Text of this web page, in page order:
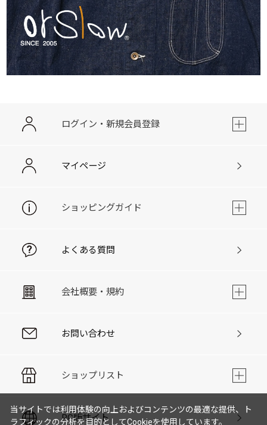
ログイン・新規会員登録
マイページ
ショッピングガイド
よくある質問
会社概要・規約
お問い合わせ
ショップリスト
PC版サイト
当サイトでは利用体験の向上およびコンテンツの最適な提供、ト
ラフィックの分析を目的としてCookieを使用しています。